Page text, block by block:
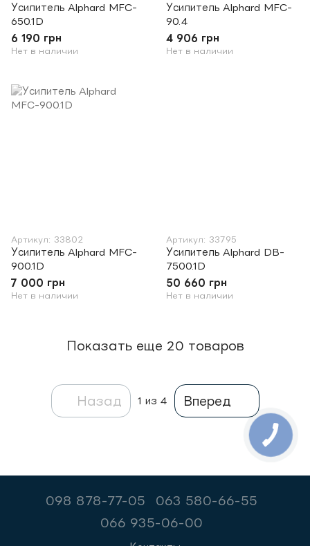
Усилитель Alphard MFC-
650.1D
6 190 грн
Нет в наличии
Усилитель Alphard MFC-
90.4
4 906 грн
Нет в наличии
Артикул: 33802
Усилитель Alphard MFC-
900.1D
7 000 грн
Нет в наличии
Артикул: 33795
Усилитель Alphard DB-
7500.1D
50 660 грн
Нет в наличии
Показать еще 20 товаров
Назад 1 из 4 Вперед
098 878-77-05
063 580-66-55
066 935-06-00